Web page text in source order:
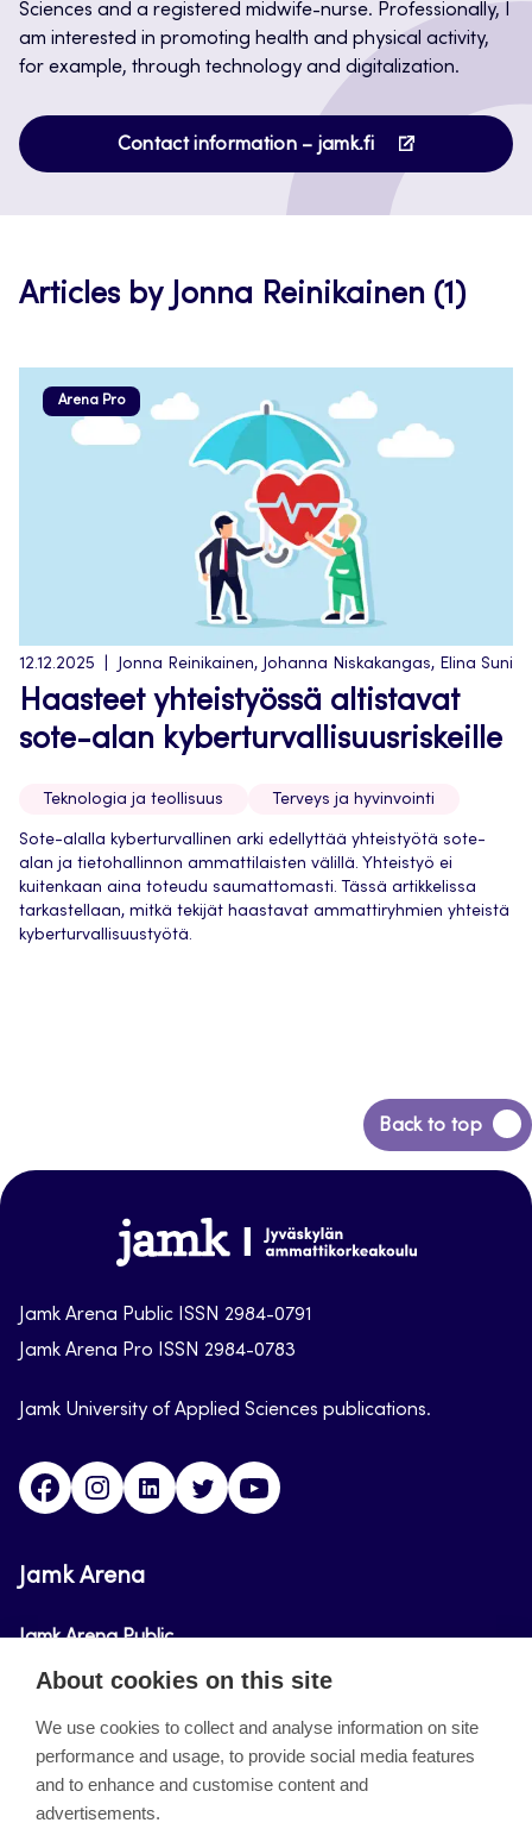
Sciences and a registered midwife-nurse. Professionally, I
am interested in promoting health and physical activity,
for example, through technology and digitalization.
Contact information – jamk.fi
Opens
in
Articles by Jonna Reinikainen (1)
Arena Pro
12.12.2025 Jonna Reinikainen, Johanna Niskakangas, Elina Suni
Haasteet yhteistyössä altistavat
sote-alan kyberturvallisuusriskeille
Teknologia ja teollisuus Terveys ja hyvinvointi
Sote-alalla kyberturvallinen arki edellyttää yhteistyötä sote-
alan ja tietohallinnon ammattilaisten välillä. Yhteistyö ei
kuitenkaan aina toteudu saumattomasti. Tässä artikkelissa
tarkastellaan, mitkä tekijät haastavat ammattiryhmien yhteistä
kyberturvallisuustyötä.
Back to top
Back
to
Jamk-
arena
Jamk Arena Public ISSN 2984-0791
Jamk Arena Pro ISSN 2984-0783
Jamk University of Applied Sciences publications.
FacebookInstagramLinkedinTwitter
Jamk Arena
Jamk Arena Public
Jamk Arena Pro
About the site
Accessibility Statement
About cookies on this site
We use cookies to collect and analyse information on site
performance and usage, to provide social media features
and to enhance and customise content and
advertisements.